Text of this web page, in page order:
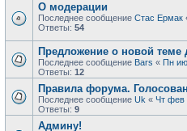
О модерации
Последнее сообщение Стас Ермак
Ответы: 54
Предложение о новой
Последнее сообщение Bars « Пн
Ответы: 12
Правила форума.
Последнее сообщение Uk « Чт фев
Ответы: 9
Админу!